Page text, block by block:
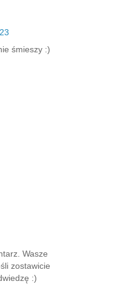
śmieszy :)
Wasze
zostawicie
:)